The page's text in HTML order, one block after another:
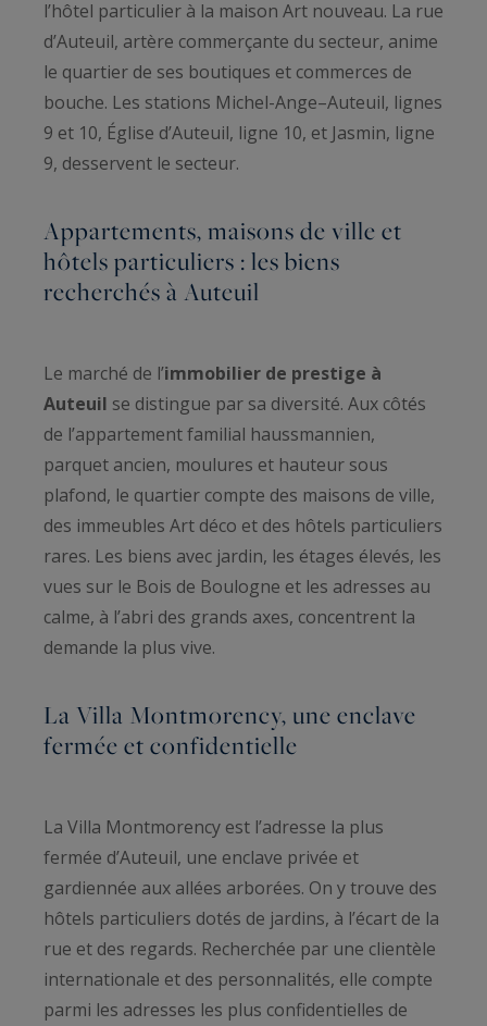
l’hôtel particulier à la maison Art nouveau. La rue
d’Auteuil, artère commerçante du secteur, anime
le quartier de ses boutiques et commerces de
bouche. Les stations Michel-Ange–Auteuil, lignes
9 et 10, Église d’Auteuil, ligne 10, et Jasmin, ligne
9, desservent le secteur.
Appartements, maisons de ville et
hôtels particuliers : les biens
recherchés à Auteuil
Le marché de l’immobilier de prestige à
Auteuil se distingue par sa diversité. Aux côtés
de l’appartement familial haussmannien,
parquet ancien, moulures et hauteur sous
plafond, le quartier compte des maisons de ville,
des immeubles Art déco et des hôtels particuliers
rares. Les biens avec jardin, les étages élevés, les
vues sur le Bois de Boulogne et les adresses au
calme, à l’abri des grands axes, concentrent la
demande la plus vive.
La Villa Montmorency, une enclave
fermée et confidentielle
La Villa Montmorency est l’adresse la plus
fermée d’Auteuil, une enclave privée et
gardiennée aux allées arborées. On y trouve des
hôtels particuliers dotés de jardins, à l’écart de la
rue et des regards. Recherchée par une clientèle
internationale et des personnalités, elle compte
parmi les adresses les plus confidentielles de